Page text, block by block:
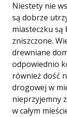
Niestety nie
są dobrze
miasteczku są
zniszczone.
drewniane
odpowiednio
również dość
drogowej w
nieprzyjemny
w całym